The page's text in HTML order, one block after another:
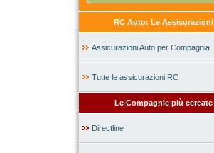
RC Auto: Le Assicurazioni
Assicurazioni Auto per Compagnia
Tutte le assicurazioni RC
Le Compagnie più cercate
Directline